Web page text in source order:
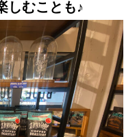
しむことも♪